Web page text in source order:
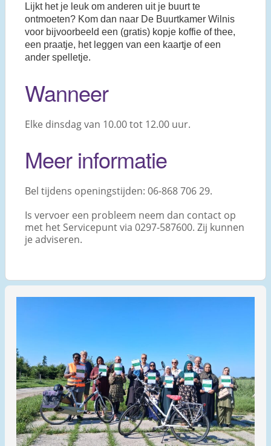
Lijkt het je leuk om anderen uit je buurt te
ontmoeten? Kom dan naar De Buurtkamer Wilnis
voor bijvoorbeeld een (gratis) kopje koffie of thee,
een praatje, het leggen van een kaartje of een
ander spelletje.
Wanneer
Elke dinsdag van 10.00 tot 12.00 uur.
Meer informatie
Bel tijdens openingstijden: 06-868 706 29.
Is vervoer een probleem neem dan contact op
met het Servicepunt via 0297-587600. Zij kunnen
je adviseren.